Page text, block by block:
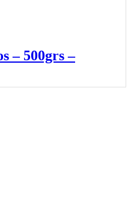
– 500grs –